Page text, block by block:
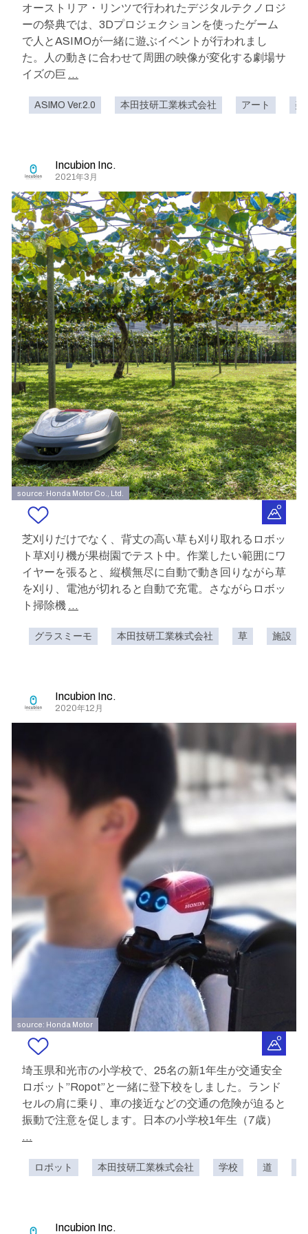
オーストリア・リンツで行われたデジタルテクノロジ
ーの祭典では、3Dプロジェクションを使ったゲーム
で人とASIMOが一緒に遊ぶイベントが行われまし
た。人の動きに合わせて周囲の映像が変化する劇場サ
イズの巨 ...
ASIMO Ver.2.0 本田技研工業株式会社 アート 美
Incubion Inc.
2021年3月
source: Honda Motor Co., Ltd.
芝刈りだけでなく、背丈の高い草も刈り取れるロボッ
ト草刈り機が果樹園でテスト中。作業したい範囲にワ
イヤーを張ると、縦横無尽に自動で動き回りながら草
を刈り、電池が切れると自動で充電。さながらロボッ
ト掃除機 ...
グラスミーモ 本田技研工業株式会社 草 施設
Incubion Inc.
2020年12月
source: Honda Motor
埼玉県和光市の小学校で、25名の新1年生が交通安全
ロボット”Ropot”と一緒に登下校をしました。ランド
セルの肩に乗り、車の接近などの交通の危険が迫ると
振動で注意を促します。日本の小学校1年生（7歳）
...
ロポット 本田技研工業株式会社 学校 道
Incubion Inc.